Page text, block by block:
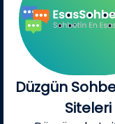
Düzgün
Siteleri